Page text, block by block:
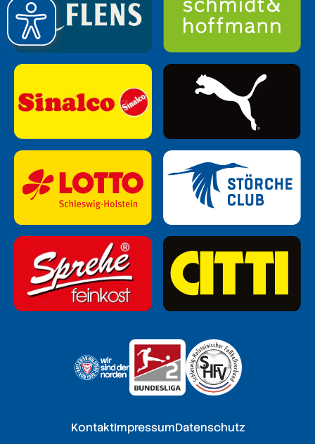
KontaktImpressumDatenschutz